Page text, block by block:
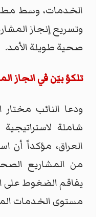
الخدمات، وسط
وتسريع إنجاز
صحية طويلة الأمد.
تلكؤ بيَن في انجاز
ودعا النائب
شاملة
العراق، مؤكداً أن
يفاقم الضغوط على
مستوى الخدمات